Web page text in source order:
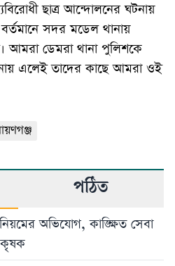
ছাত্র আন্দোলনের ঘটনায়
সদর মডেল থানায়
আমরা ডেমরা থানা পুলিশকে
এলেই তাদের কাছে আমরা ওই
পঠিত
অভিযোগ, কাঙ্ক্ষিত সেবা
কৃষক